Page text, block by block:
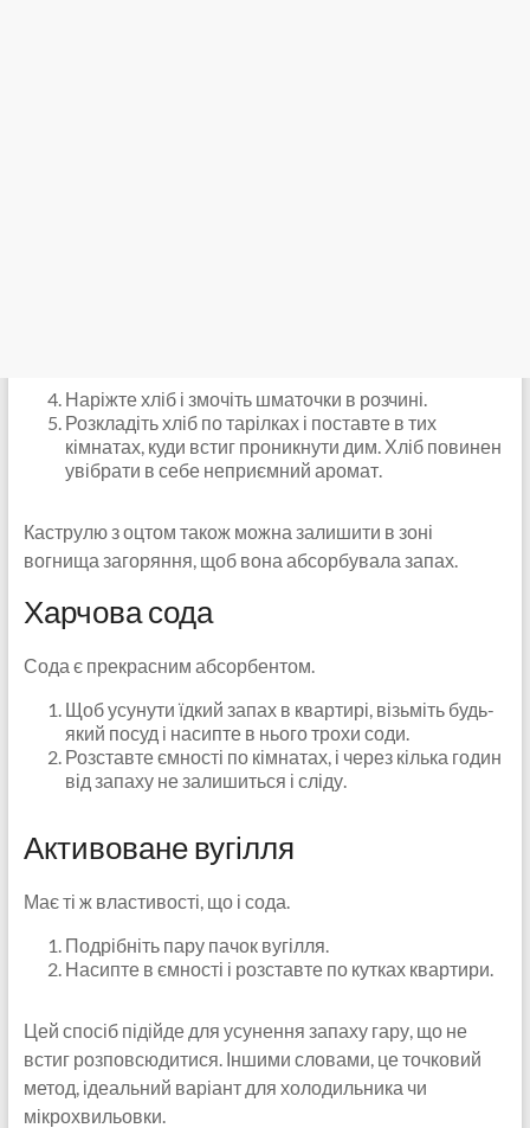
Наріжте хліб і змочіть шматочки в розчині.
Розкладіть хліб по тарілках і поставте в тих
кімнатах, куди встиг проникнути дим. Хліб повинен
увібрати в себе неприємний аромат.
Каструлю з оцтом також можна залишити в зоні
вогнища загоряння, щоб вона абсорбувала запах.
Харчова сода
Сода є прекрасним абсорбентом.
Щоб усунути їдкий запах в квартирі, візьміть будь-
який посуд і насипте в нього трохи соди.
Розставте ємності по кімнатах, і через кілька годин
від запаху не залишиться і сліду.
Активоване вугілля
Має ті ж властивості, що і сода.
Подрібніть пару пачок вугілля.
Насипте в ємності і розставте по кутках квартири.
Цей спосіб підійде для усунення запаху гару, що не
встиг розповсюдитися. Іншими словами, це точковий
метод, ідеальний варіант для холодильника чи
мікрохвильовки.